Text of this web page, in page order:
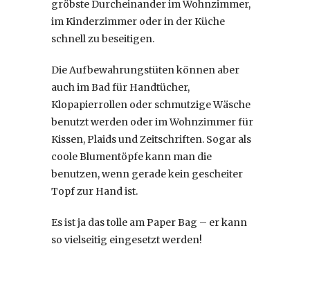
gröbste Durcheinander im Wohnzimmer,
im Kinderzimmer oder in der Küche
schnell zu beseitigen.
Die Aufbewahrungstüten können aber
auch im Bad für Handtücher,
Klopapierrollen oder schmutzige Wäsche
benutzt werden oder im Wohnzimmer für
Kissen, Plaids und Zeitschriften. Sogar als
coole Blumentöpfe kann man die
benutzen, wenn gerade kein gescheiter
Topf zur Hand ist.
Es ist ja das tolle am Paper Bag – er kann
so vielseitig eingesetzt werden!